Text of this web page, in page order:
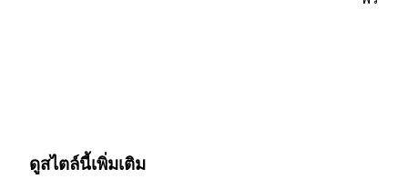
ดูสไตล์นี้เพิ่มเติม